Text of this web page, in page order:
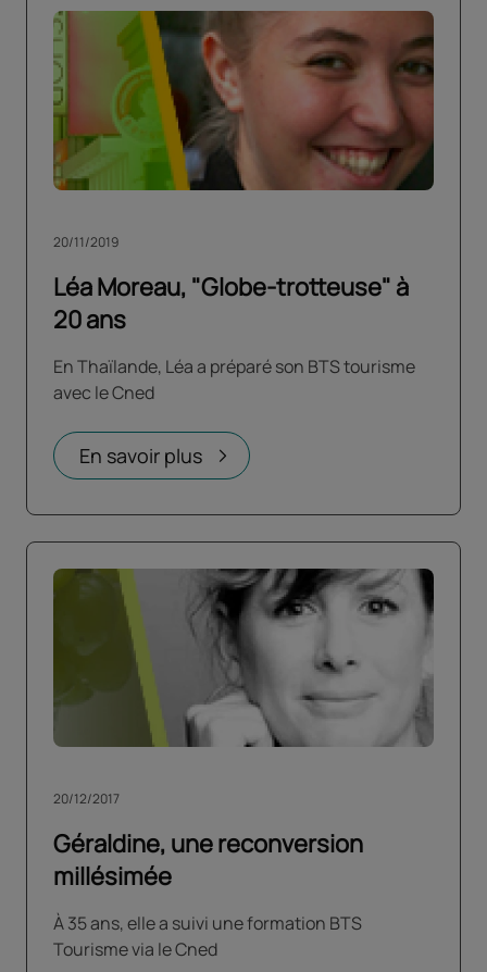
Léa Moreau, "Globe-trotteuse" à
20 ans
20/11/2019
En Thaïlande, Léa a préparé son BTS tourisme
avec le Cned
En savoir plus
Géraldine, une reconversion
millésimée
20/12/2017
À 35 ans, elle a suivi une formation BTS
Tourisme via le Cned